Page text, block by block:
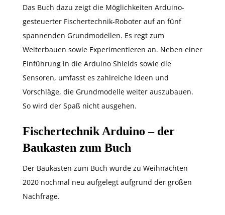
Das Buch dazu zeigt die Möglichkeiten Arduino-
gesteuerter Fischertechnik-Roboter auf an fünf
spannenden Grundmodellen. Es regt zum
Weiterbauen sowie Experimentieren an. Neben einer
Einführung in die Arduino Shields sowie die
Sensoren, umfasst es zahlreiche Ideen und
Vorschläge, die Grundmodelle weiter auszubauen.
So wird der Spaß nicht ausgehen.
Fischertechnik Arduino – der
Baukasten zum Buch
Der Baukasten zum Buch wurde zu Weihnachten
2020 nochmal neu aufgelegt aufgrund der großen
Nachfrage.